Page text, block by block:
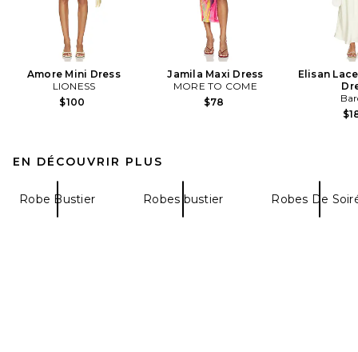
Amore Mini Dress
LIONESS
$100
Jamila Maxi Dress
MORE TO COME
$78
Elisan
EN DÉCOUVRIR PLUS
Robe Bustier Robes bustier Robes De